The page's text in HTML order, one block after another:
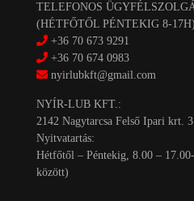
TELEFONOS
(HÉTFŐTŐL PÉNTEKIG 8-17H)
+36 70 673 9291
+36 70 674 0983
nyirlubkft@gmail.com
NYÍR-LUB KFT.:
2142 Nagytarcsa Felső Ipari krt. 3
Nyitvatartás:
Hétfőtől – Péntekig, 8.00 –
között)